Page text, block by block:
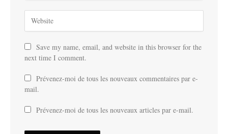
Save my name, email, and website in this browser for the
next time I comment.
Prévenez-moi de tous les nouveaux commentaires par e-
mail.
Prévenez-moi de tous les nouveaux articles par e-mail.